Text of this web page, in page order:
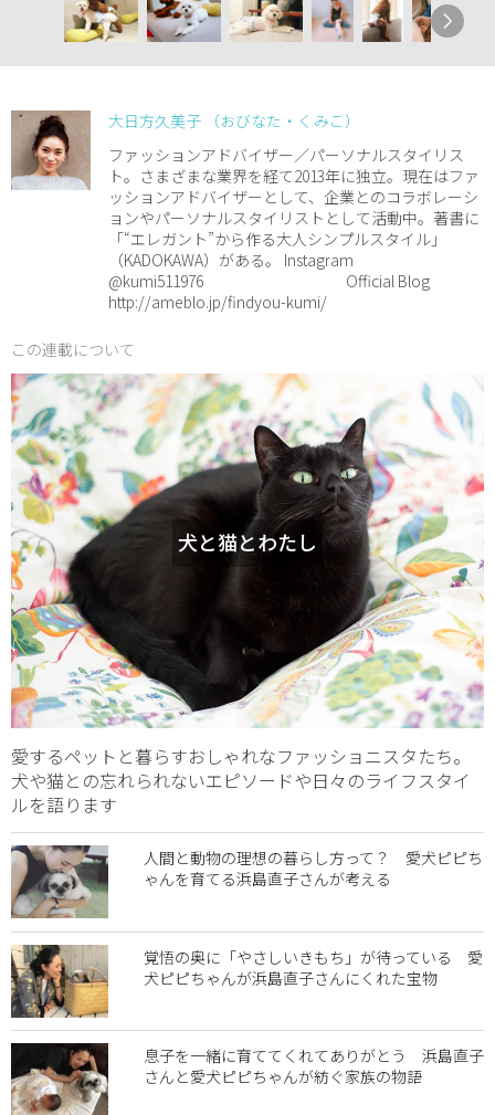
大日方久美子 （おびなた・くみこ）
ファッションアドバイザー／パーソナルスタイリス
ト。さまざまな業界を経て2013年に独立。現在はファ
ッションアドバイザーとして、企業とのコラボレーシ
ョンやパーソナルスタイリストとして活動中。著書に
「“エレガント”から作る大人シンプルスタイル」
（KADOKAWA）がある。 Instagram
@kumi511976 Official Blog
http://ameblo.jp/findyou-kumi/
この連載について
犬と猫とわたし
愛するペットと暮らすおしゃれなファッショニスタたち。
犬や猫との忘れられないエピソードや日々のライフスタイ
ルを語ります
人間と動物の理想の暮らし方って？ 愛犬ピピち
ゃんを育てる浜島直子さんが考える
覚悟の奥に「やさしいきもち」が待っている 愛
犬ピピちゃんが浜島直子さんにくれた宝物
息子を一緒に育ててくれてありがとう 浜島直子
さんと愛犬ピピちゃんが紡ぐ家族の物語